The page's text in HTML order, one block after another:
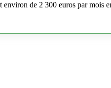
environ de 2 300 euros par mois